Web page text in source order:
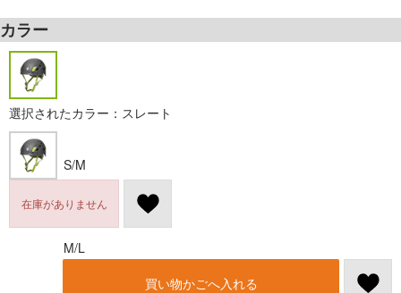
カラー
選択されたカラー：スレート
S/M
在庫がありません
M/L
買い物かごへ入れる